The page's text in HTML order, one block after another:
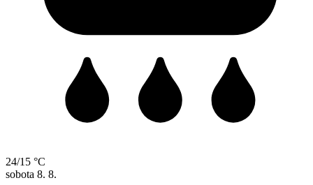
24/15 °C
sobota 8. 8.